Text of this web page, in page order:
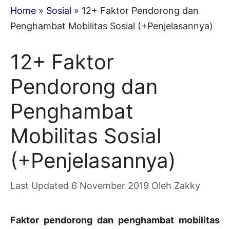
Home » Sosial » 12+ Faktor Pendorong dan
Penghambat Mobilitas Sosial (+Penjelasannya)
12+ Faktor
Pendorong dan
Penghambat
Mobilitas Sosial
(+Penjelasannya)
6 November 2019 Oleh Zakky
Faktor pendorong dan penghambat mobilitas